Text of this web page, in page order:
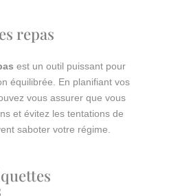
repas
est un outil puissant pour
équilibrée. En planifiant vos
vous assurer que vous
et évitez les tentations de
saboter votre régime.